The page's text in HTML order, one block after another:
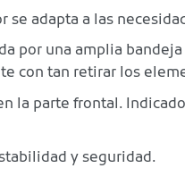
se adapta a las
por una amplia
con tan retirar los
la parte frontal.
y seguridad.